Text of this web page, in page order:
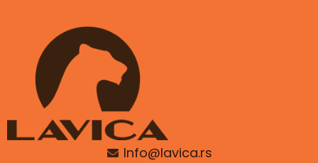
Info@lavica.rs